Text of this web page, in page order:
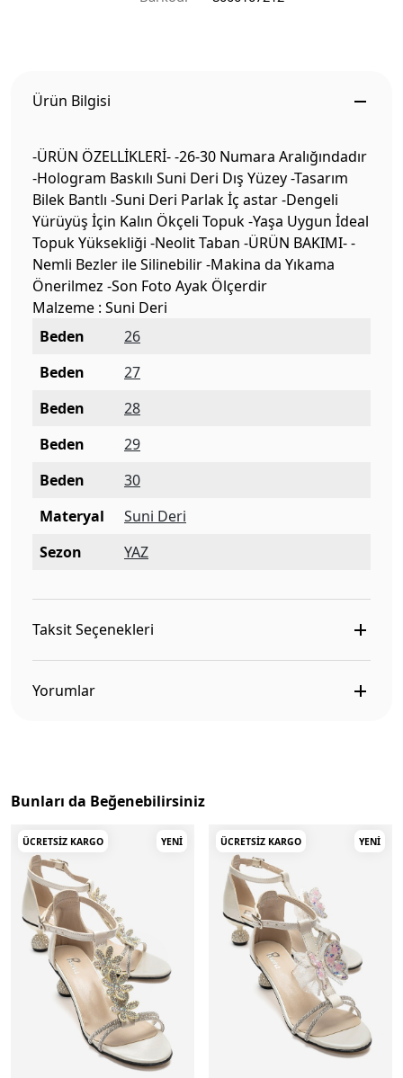
Ürün Bilgisi
-ÜRÜN ÖZELLİKLERİ- -26-30 Numara Aralığındadır
-Hologram Baskılı Suni Deri Dış Yüzey -Tasarım
Bilek Bantlı -Suni Deri Parlak İç astar -Dengeli
Yürüyüş İçin Kalın Ökçeli Topuk -Yaşa Uygun İdeal
Topuk Yüksekliği -Neolit Taban -ÜRÜN BAKIMI- -
Nemli Bezler ile Silinebilir -Makina da Yıkama
Önerilmez -Son Foto Ayak Ölçerdir
Malzeme : Suni Deri
Beden
26
Beden
27
Beden
28
Beden
29
Beden
30
Materyal
Suni Deri
Sezon
YAZ
Taksit Seçenekleri
Yorumlar
Bunları da Beğenebilirsiniz
ÜCRETSIZ KARGO YENI ÜCRETSIZ KARGO YENI